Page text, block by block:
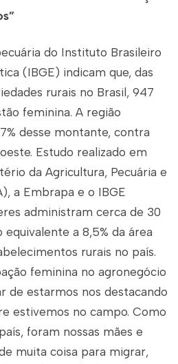
do Instituto Brasileiro
(IBGE) indicam que, das
rurais no Brasil, 947
feminina. A região
desse montante, contra
Estudo realizado em
da Agricultura, Pecuária e
a Embrapa e o IBGE
administram cerca de 30
a 8,5% da área
rurais no país.
feminina no agronegócio
de estarmos nos destacando
estivemos no campo. Como
foram nossas mães e
muita coisa para migrar,